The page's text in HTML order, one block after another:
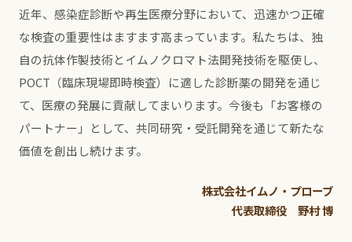
近年、感染症診断や再生医療分野において、迅速かつ正確
な検査の重要性はますます高まっています。私たちは、独
自の抗体作製技術とイムノクロマト法開発技術を駆使し、
POCT（臨床現場即時検査）に適した診断薬の開発を通じ
て、医療の発展に貢献してまいります。今後も「お客様の
パートナー」として、共同研究・受託開発を通じて新たな
価値を創出し続けます。
株式会社イムノ・プローブ
代表取締役 野村 博